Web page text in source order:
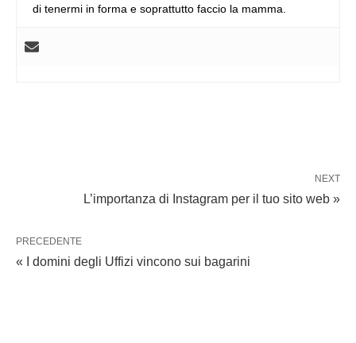
di tenermi in forma e soprattutto faccio la mamma.
NEXT
L’importanza di Instagram per il tuo sito web »
PRECEDENTE
« I domini degli Uffizi vincono sui bagarini